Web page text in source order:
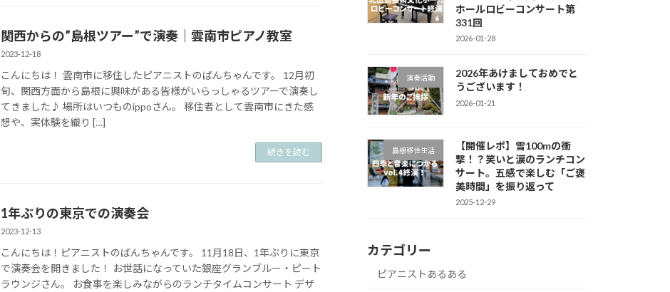
関西からの”島根ツアー”で演奏｜雲南市ピアノ教室
2023-12-18
こんにちは！ 雲南市に移住したピアニストのばんちゃんです。 12月初
旬、関西方面から島根に興味がある皆様がいらっしゃるツアーで演奏し
てきました♪ 場所はいつものippoさん。 移住者として雲南市にきた感
想や、実体験を織り […]
続きを読む
1年ぶりの東京での演奏会
2023-12-13
こんにちは！ピアニストのばんちゃんです。 11月18日、1年ぶりに東京
で演奏会を開きました！ お世話になっていた銀座グランブルー・ピート
ラウンジさん。 お食事を楽しみながらのランチタイムコンサート デザ
ホールロビーコンサート第
331回
2026-01-28
演奏活動
2026年あけましておめでと
うございます！
2026-01-21
島根移住生活
【開催レポ】雪100mの衝
撃！？笑いと涙のランチコン
サート。五感で楽しむ「ご褒
美時間」を振り返って
2025-12-29
カテゴリー
ピアニストあるある